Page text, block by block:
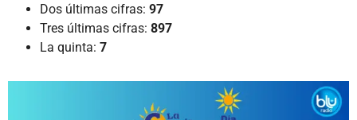
Dos últimas cifras: 97
Tres últimas cifras: 897
La quinta: 7